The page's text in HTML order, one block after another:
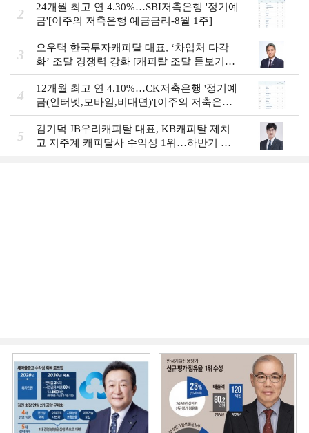
2
24개월 최고 연 4.30%…SBI저축은행 '정기예
금'[이주의 저축은행 예금금리-8월 1주]
3
오우택 한국투자캐피탈 대표, ‘차입처 다각
화ʼ 조달 경쟁력 강화 [캐피탈 조달 돋보기
(12)]
4
12개월 최고 연 4.10%…CK저축은행 '정기예
금(인터넷,모바일,비대면)'[이주의 저축은행
예금금리-8월 1주]
5
김기덕 JB우리캐피탈 대표, KB캐피탈 제치
고 지주계 캐피탈사 수익성 1위…하반기 외